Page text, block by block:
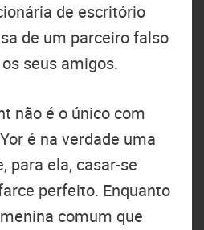
de escritório
de um parceiro falso
seus amigos.
não é o único com
é na verdade uma
para ela, casar-se
perfeito. Enquanto
comum que